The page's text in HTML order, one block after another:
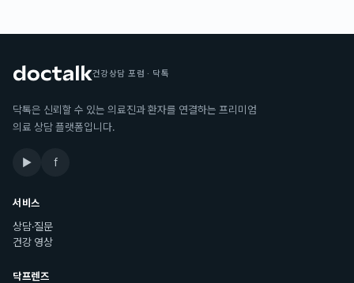
건강상담 포럼 · 닥톡
닥톡은 신뢰할 수 있는 의료진과 환자를 연결하는 프리미엄
의료 상담 플랫폼입니다.
▶ f
서비스
상담·질문
건강 영상
닥프렌즈